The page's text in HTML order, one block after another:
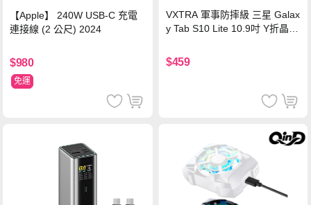
【Apple】 240W USB-C 充電
連接線 (2 公尺) 2024
$980
免運
VXTRA 軍事防摔級 三星 Galax
y Tab S10 Lite 10.9吋 Y折晶透
$459